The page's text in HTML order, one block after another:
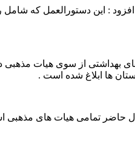
افزود : این دستورالعمل که
بهداشتی از سوی هیات
ها ابلاغ شده است .
تمامی هیات های مذهبی